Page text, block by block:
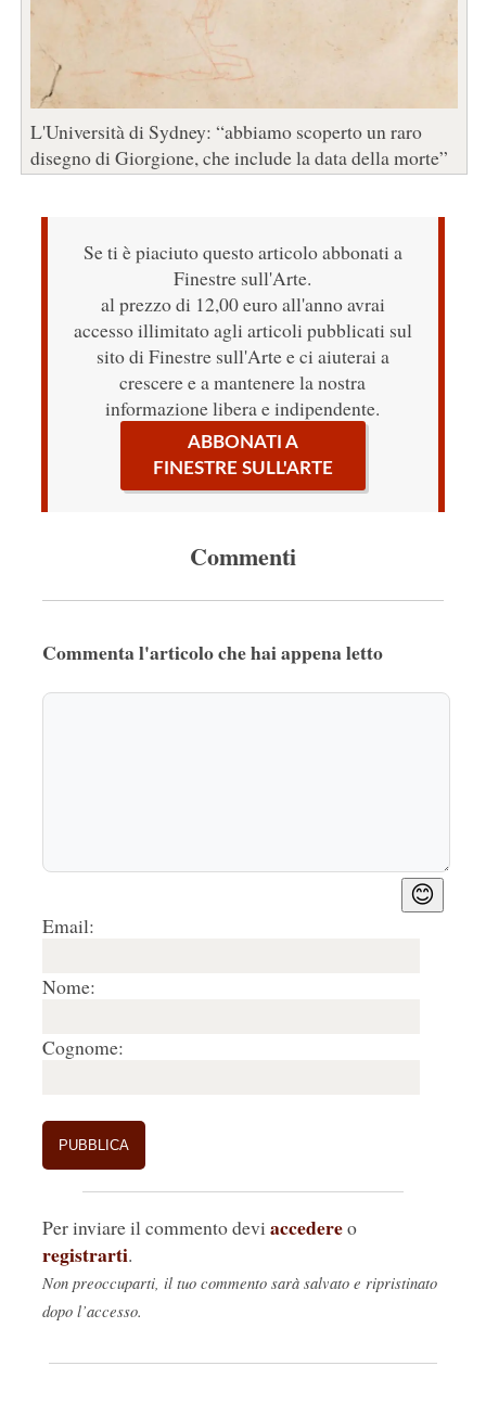
L'Università di Sydney: “abbiamo scoperto un raro
disegno di Giorgione, che include la data della morte”
Se ti è piaciuto questo articolo abbonati a
Finestre sull'Arte.
al prezzo di 12,00 euro all'anno avrai
accesso illimitato agli articoli pubblicati sul
sito di Finestre sull'Arte e ci aiuterai a
crescere e a mantenere la nostra
informazione libera e indipendente.
ABBONATI A
FINESTRE SULL'ARTE
Commenti
Commenta l'articolo che hai appena letto
😊
Email:
Nome:
Cognome:
Per inviare il commento devi accedereo
registrarti.
Non preoccuparti, il tuo commento sarà salvato e ripristinato
dopo l’accesso.